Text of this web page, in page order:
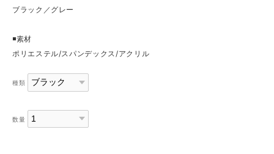
ブラック／グレー
◾️素材
ポリエステル/スパンデックス/アクリル
種類
数量